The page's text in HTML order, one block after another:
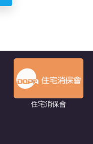
住宅消保會